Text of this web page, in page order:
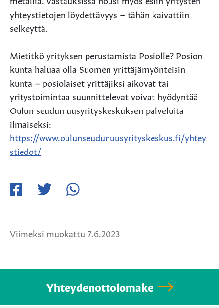
yhteystietojen löydettävyys – tähän kaivattiin
selkeyttä.
Mietitkö yrityksen perustamista Posiolle? Posion
kunta haluaa olla Suomen yrittäjämyönteisin
kunta – posiolaiset yrittäjiksi aikovat tai
yritystoimintaa suunnittelevat voivat hyödyntää
Oulun seudun uusyrityskeskuksen palveluita
ilmaiseksi:
https://www.oulunseudunuusyrityskeskus.fi/yhtey
stiedot/
Viimeksi muokattu 7.6.2023
Yhteydenottolomake